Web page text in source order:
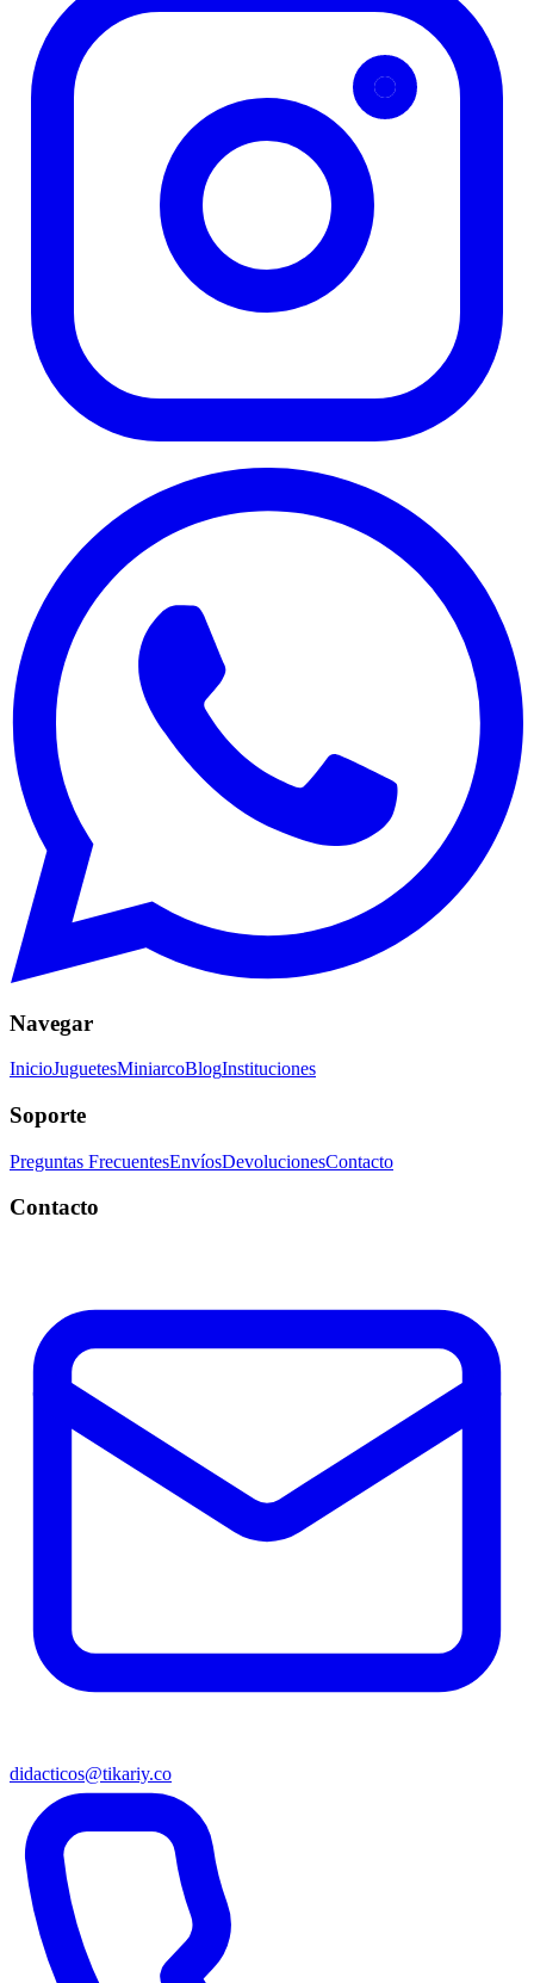
Navegar
InicioJuguetesMiniarcoBlogInstituciones
Soporte
Preguntas FrecuentesEnvíosDevolucionesContacto
Contacto
didacticos@tikariy.co